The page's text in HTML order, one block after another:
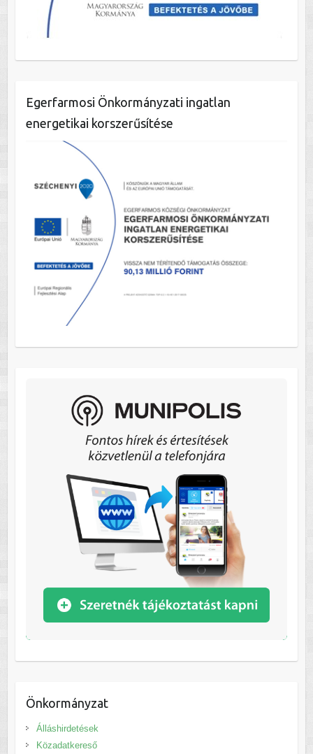
Egerfarmosi Önkormányzati ingatlan
energetikai korszerűsítése
Önkormányzat
Álláshirdetések
Közadatkereső